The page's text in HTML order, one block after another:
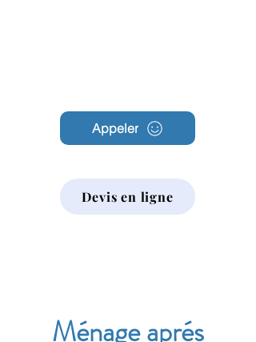
Appeler
Devis en ligne
Ménage aprés